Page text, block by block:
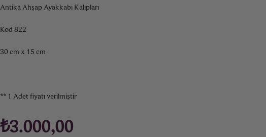
Antika Ahşap Ayakkabı Kalıpları
Kod 822
30 cm x 15 cm
** 1 Adet fiyatı verilmiştir
₺3.000,00